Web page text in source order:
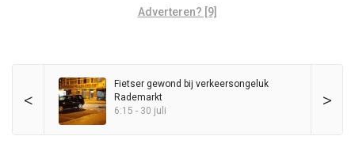
Adverteren? [9]
< >
Fietser gewond bij verkeersongeluk
Rademarkt
6:15 - 30 juli